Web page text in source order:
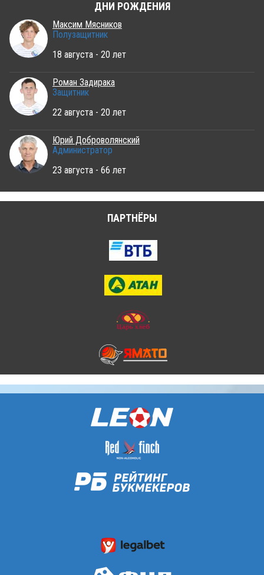
ДНИ РОЖДЕНИЯ
Максим Мясников
Полузащитник
18 августа - 20 лет
Роман Задирака
Защитник
22 августа - 20 лет
Юрий Доброволянский
Администратор
23 августа - 66 лет
ПАРТНЁРЫ